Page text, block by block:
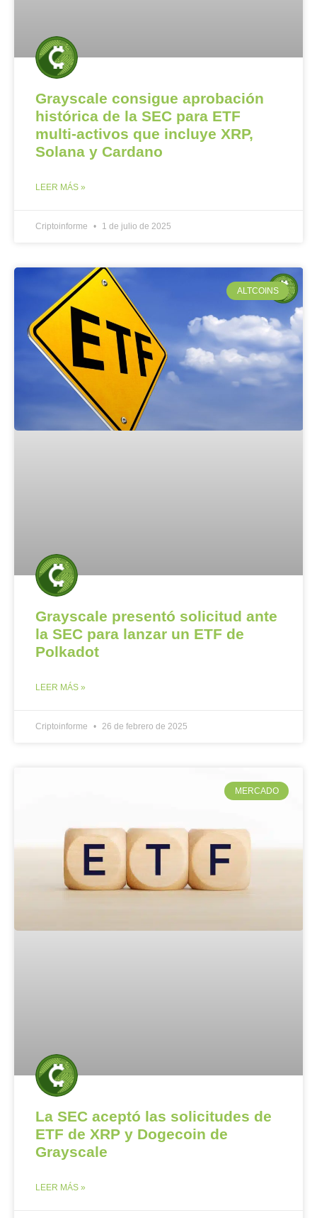
Grayscale consigue aprobación
histórica de la SEC para ETF
multi-activos que incluye XRP,
Solana y Cardano
LEER MÁS »
Criptoinforme 1 de julio de 2025
ALTCOINS
Grayscale presentó solicitud ante
la SEC para lanzar un ETF de
Polkadot
LEER MÁS »
Criptoinforme 26 de febrero de 2025
MERCADO
La SEC aceptó las solicitudes de
ETF de XRP y Dogecoin de
Grayscale
LEER MÁS »